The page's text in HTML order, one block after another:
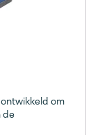
om
de